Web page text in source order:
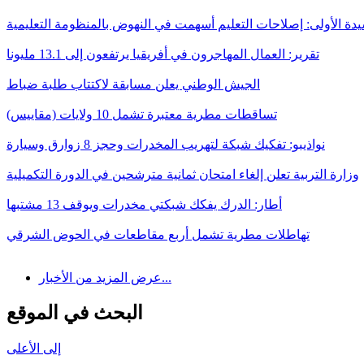
الأولى: إصلاحات التعليم أسهمت في النهوض بالمنظومة التعليمية
تقرير: العمال المهاجرون في أفريقيا يرتفعون إلى 13.1 مليونا
الجيش الوطني يعلن مسابقة لاكتتاب طلبة ضباط
تساقطات مطرية معتبرة تشمل 10 ولايات (مقاييس)
نواذيبو: تفكيك شبكة لتهريب المخدرات وحجز 8 زوارق وسيارة
وزارة التربية تعلن إلغاء امتحان ثمانية مترشحين في الدورة التكميلية
أطار: الدرك يفكك شبكتي مخدرات ويوقف 13 مشتبها
تهاطلات مطرية تشمل أربع مقاطعات في الحوض الشرقي
عرض المزيد من الأخبار...
البحث في الموقع
إلى الأعلى